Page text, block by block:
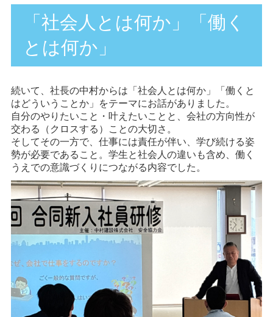
「社会人とは何か」「働く
とは何か」
続いて、社長の中村からは「社会人とは何か」「働くと
はどういうことか」をテーマにお話がありました。
自分のやりたいこと・叶えたいことと、会社の方向性が
交わる（クロスする）ことの大切さ。
そしてその一方で、仕事には責任が伴い、学び続ける姿
勢が必要であること。学生と社会人の違いも含め、働く
うえでの意識づくりにつながる内容でした。